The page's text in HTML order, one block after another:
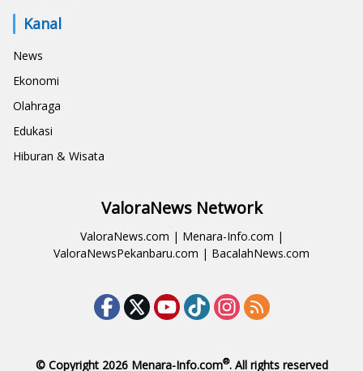
Kanal
News
Ekonomi
Olahraga
Edukasi
Hiburan & Wisata
ValoraNews Network
ValoraNews.com | Menara-Info.com |
ValoraNewsPekanbaru.com | BacalahNews.com
© Copyright 2026 Menara-Info.com®. All rights reserved